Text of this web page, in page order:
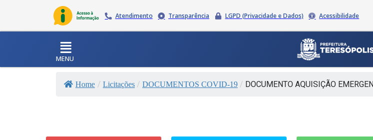
Atendimento Transparência LGPD (Privacidade e Dados) Acessibilidade
MENU
Home / Licitações / DOCUMENTOS COVID-19 / DOCUMENTO AQUISIÇÃO